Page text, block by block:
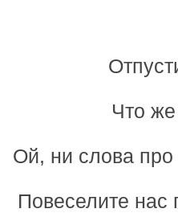
Что
Ой, ни слова
Повеселите нас